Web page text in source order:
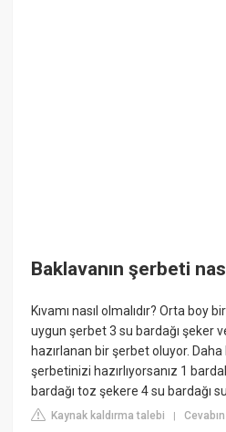
Baklavanın şerbeti
Kıvamı nasıl olmalıdır? Orta boy
uygun şerbet 3 su bardağı şeker
hazırlanan bir şerbet oluyor.
şerbetinizi hazırlıyorsanız 1
bardağı toz şekere 4 su bardağı
Kaynak kaldırma talebi |